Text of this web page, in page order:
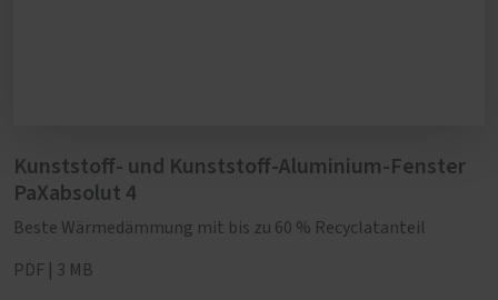
Kunststoff- und Kunststoff-Aluminium-Fenster
PaXabsolut 4
Beste Wärmedämmung mit bis zu 60 % Recyclatanteil
PDF | 3 MB